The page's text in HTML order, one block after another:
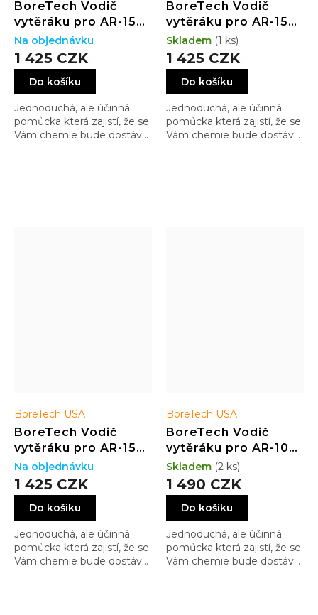
BoreTech Vodič
vytěráku pro AR-15
(6mm ARC/ 6,5
Grendel)
1 425 CZK
Do košíku
Jednoduchá, ale účinná
pomůcka která zajistí, že se
Vám chemie bude dostávat
Na objednávku
BoreTech Vodič
vytěráku pro AR-15
(.300 Blackout)
1 425 CZK
Do košíku
Jednoduchá, ale účinná
pomůcka která zajistí, že se
Vám chemie bude dostávat
Skladem (1 ks)
BoreTech USA
BoreTech Vodič
vytěráku pro AR-15
(9 mm PCC)
1 425 CZK
Do košíku
Jednoduchá, ale účinná
pomůcka která zajistí, že se
Vám chemie bude dostávat
Na objednávku
BoreTech USA
BoreTech Vodič
vytěráku pro AR-10
(.308 / 7.62 mm)
1 490 CZK
Do košíku
Jednoduchá, ale účinná
pomůcka která zajistí, že se
Vám chemie bude dostávat
Skladem (2 ks)